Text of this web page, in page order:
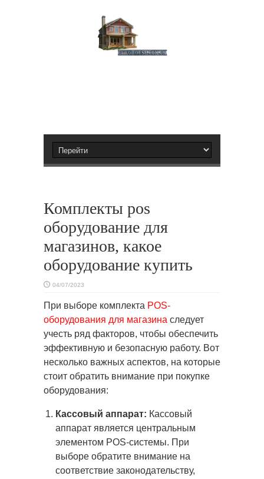
Комплекты pos
оборудование для
магазинов, какое
оборудование купить
04/07/2023
При выборе комплекта POS-
оборудования для магазина следует
учесть ряд факторов, чтобы обеспечить
эффективную и безопасную работу. Вот
несколько важных аспектов, на которые
стоит обратить внимание при покупке
оборудования:
Кассовый аппарат: Кассовый
аппарат является центральным
элементом POS-системы. При
выборе обратите внимание на
соответствие законодательству,